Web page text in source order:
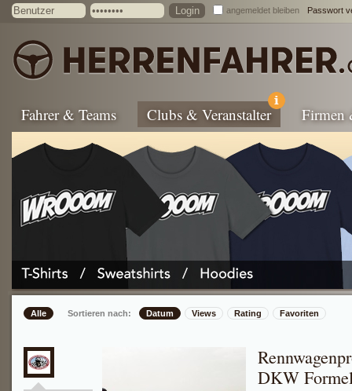
angemeldet bleiben Passwort
Fahrer & Teams Clubs & Veranstalter Firmen
Alle Sortieren nach: Datum Views Rating Favoriten
DKW